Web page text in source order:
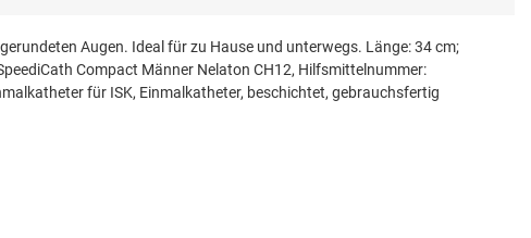
Augen. Ideal für zu Hause und unterwegs. Länge: 34 cm;
Compact Männer Nelaton CH12, Hilfsmittelnummer:
für ISK, Einmalkatheter, beschichtet, gebrauchsfertig